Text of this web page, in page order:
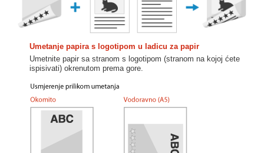
Umetanje papira s logotipom u ladicu za papir
Umetnite papir sa stranom s logotipom (stranom na kojoj ćete
ispisivati) okrenutom prema gore.